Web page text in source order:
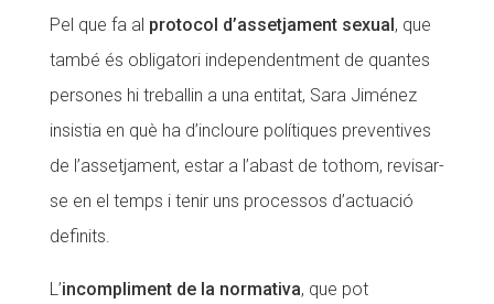
Pel que fa al protocol d’assetjament sexual, que
també és obligatori independentment de quantes
persones hi treballin a una entitat, Sara Jiménez
insistia en què ha d’incloure polítiques preventives
de l’assetjament, estar a l’abast de tothom, revisar-
se en el temps i tenir uns processos d’actuació
definits.
L’incompliment de la normativa, que pot